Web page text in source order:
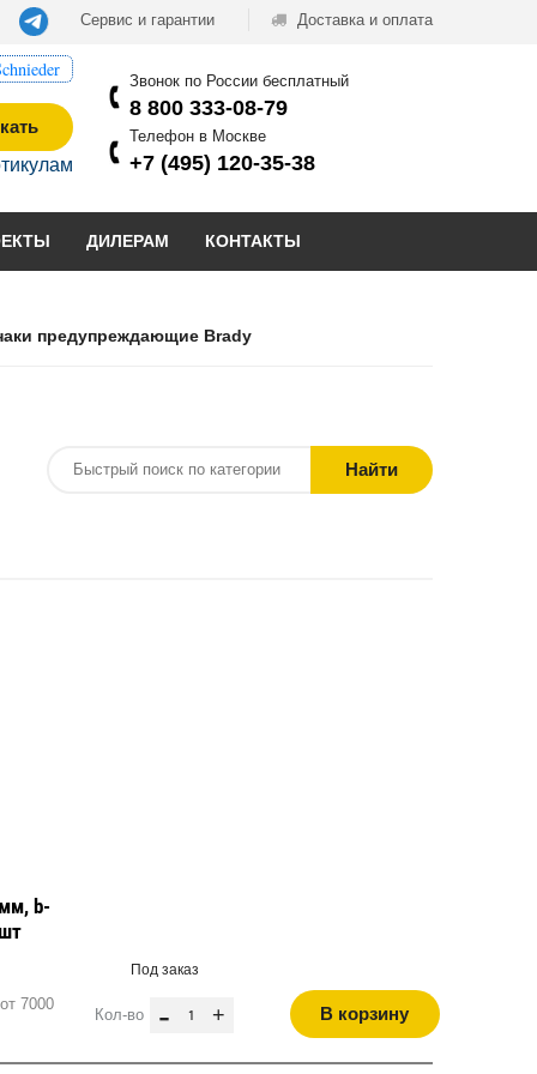
Сервис и гарантии Доставка и оплата
Звонок по России бесплатный
8 800 333-08-79
Телефон в Москве
+7 (495) 120-35-38
ДИЛЕРАМ КОНТАКТЫ
предупреждающие Brady
Найти
b-
7000
Под заказ
Кол-во - + В корзину